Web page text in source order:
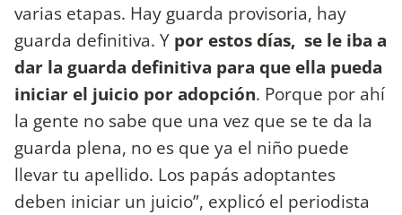
varias etapas. Hay guarda provisoria, hay
guarda definitiva. Y por estos días, se le iba a
dar la guarda definitiva para que ella pueda
iniciar el juicio por adopción. Porque por ahí
la gente no sabe que una vez que se te da la
guarda plena, no es que ya el niño puede
llevar tu apellido. Los papás adoptantes
deben iniciar un juicio”, explicó el periodista